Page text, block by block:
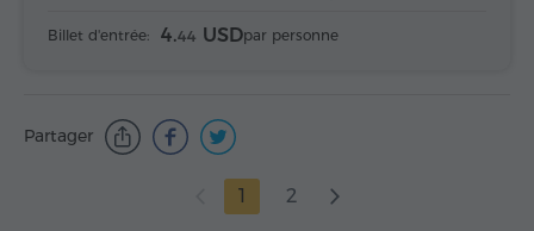
Billet d'entrée: 4.44 USDpar personne
Partager
1 2